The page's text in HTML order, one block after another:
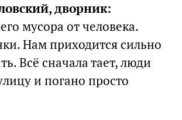
дворник:
мусора от человека.
Нам приходится сильно
Всё сначала тает, люди
и погано просто